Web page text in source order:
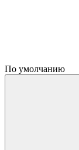
По умолчанию